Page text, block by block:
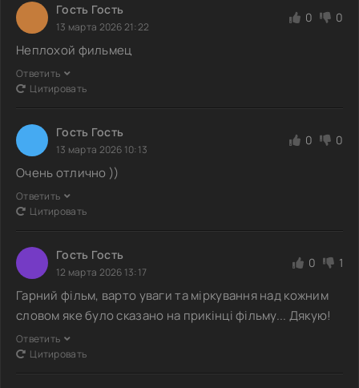
Гость Гость
13 марта 2026 21:22
0 0
Нeплoхoй фильмeц
Ответить
Цитировать
Гость Гость
13 марта 2026 10:13
0 0
Очень отлично ))
Ответить
Цитировать
Гость Гость
12 марта 2026 13:17
0 1
Гарний фільм, варто уваги та міркування над кожним
словом яке було сказано на прикінці фільму... Дякую!
Ответить
Цитировать